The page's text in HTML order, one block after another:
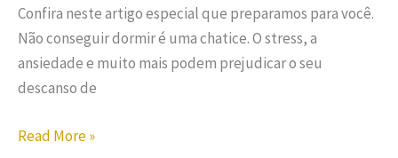
Confira neste artigo especial que preparamos para você.
Não conseguir dormir é uma chatice. O stress, a
ansiedade e muito mais podem prejudicar o seu
descanso de
Read More »